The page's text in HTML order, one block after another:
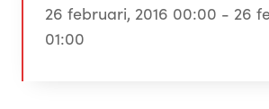
26 februari, 2016 00:00 - 26
01:00